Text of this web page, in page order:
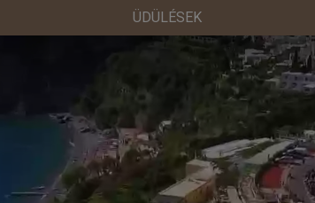
ÜDÜLÉSEK